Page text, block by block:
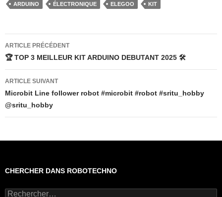
ARDUINO ÉLECTRONIQUE ELEGOO KIT
Navigation
des
articles
ARTICLE PRÉCÉDENT
🏆 TOP 3 MEILLEUR KIT ARDUINO DEBUTANT 2025 🛠️
ARTICLE SUIVANT
Microbit Line follower robot #microbit #robot #sritu_hobby
‪@sritu_hobby‬
CHERCHER DANS ROBOTECHNO
Rechercher :